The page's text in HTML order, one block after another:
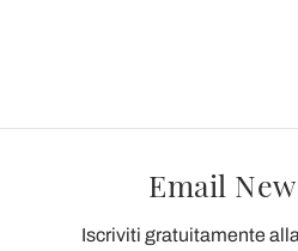
Email
Iscriviti gratuitamente